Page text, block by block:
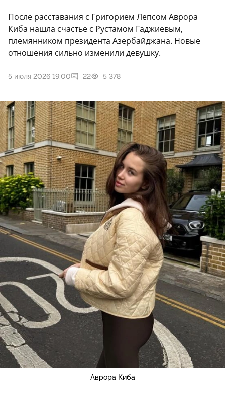
После расставания с Григорием Лепсом Аврора
Киба нашла счастье с Рустамом Гаджиевым,
племянником президента Азербайджана. Новые
отношения сильно изменили девушку.
5 июля 2026 19:00 22 5 378
Аврора Киба